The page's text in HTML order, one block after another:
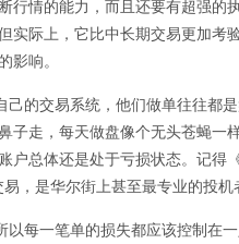
行情的能力，而且还要有超强的
实际上，它比中长期交易更加考
影响。
己的交易系统，他们做单往往都
子走，每天做盘像个无头苍蝇一
户总体还是处于亏损状态。记得
，是华尔街上甚至最专业的投
以每一笔单的损失都应该控制在